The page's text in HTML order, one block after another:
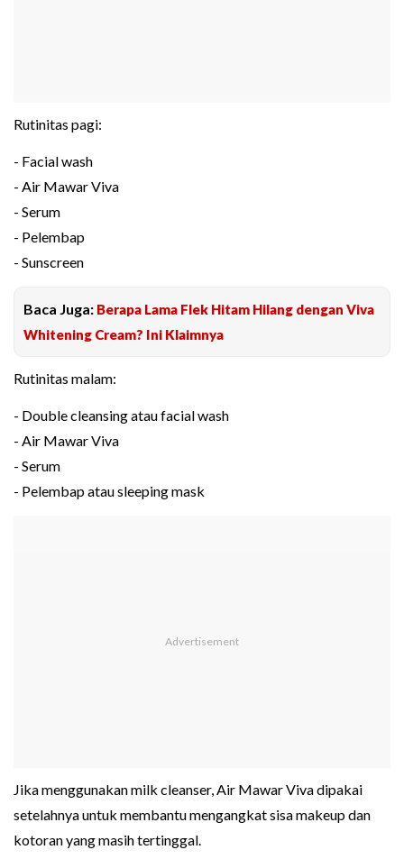
Rutinitas pagi:
- Facial wash
- Air Mawar Viva
- Serum
- Pelembap
- Sunscreen
Baca Juga: Berapa Lama Flek Hitam Hilang dengan Viva
Whitening Cream? Ini Klaimnya
Rutinitas malam:
- Double cleansing atau facial wash
- Air Mawar Viva
- Serum
- Pelembap atau sleeping mask
Jika menggunakan milk cleanser, Air Mawar Viva dipakai
setelahnya untuk membantu mengangkat sisa makeup dan
kotoran yang masih tertinggal.